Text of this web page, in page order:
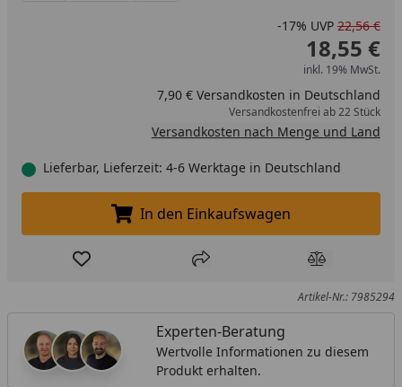
-17% UVP 22,56 €
18,55 €
inkl. 19% MwSt.
7,90 € Versandkosten in Deutschland
Versandkostenfrei ab 22 Stück
Versandkosten nach Menge und Land
Lieferbar, Lieferzeit: 4-6 Werktage in Deutschland
In den Einkaufswagen legen
In den Einkaufswagen
Produkt zur Wunschliste hinzufügen
Teilen Produkt
Artikel-Nr.: 7985294
Experten-Beratung
Wertvolle Informationen zu diesem
Produkt erhalten.